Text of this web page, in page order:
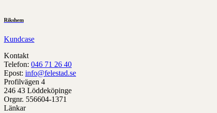
Rikshem
Kundcase
Kontakt
Telefon: 046 71 26 40
Epost: info@felestad.se
Profilvägen 4
246 43 Löddeköpinge
Orgnr. 556604-1371
Länkar